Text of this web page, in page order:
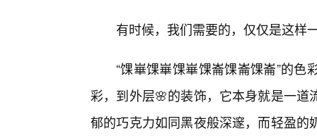
有时候，我们需要的，仅仅是这样
“馃崋馃崋馃崋馃崙馃崙馃崙”的
彩，到外层🌸的装饰，它本身就是一
郁的巧克力如同黑夜般深邃，而轻盈